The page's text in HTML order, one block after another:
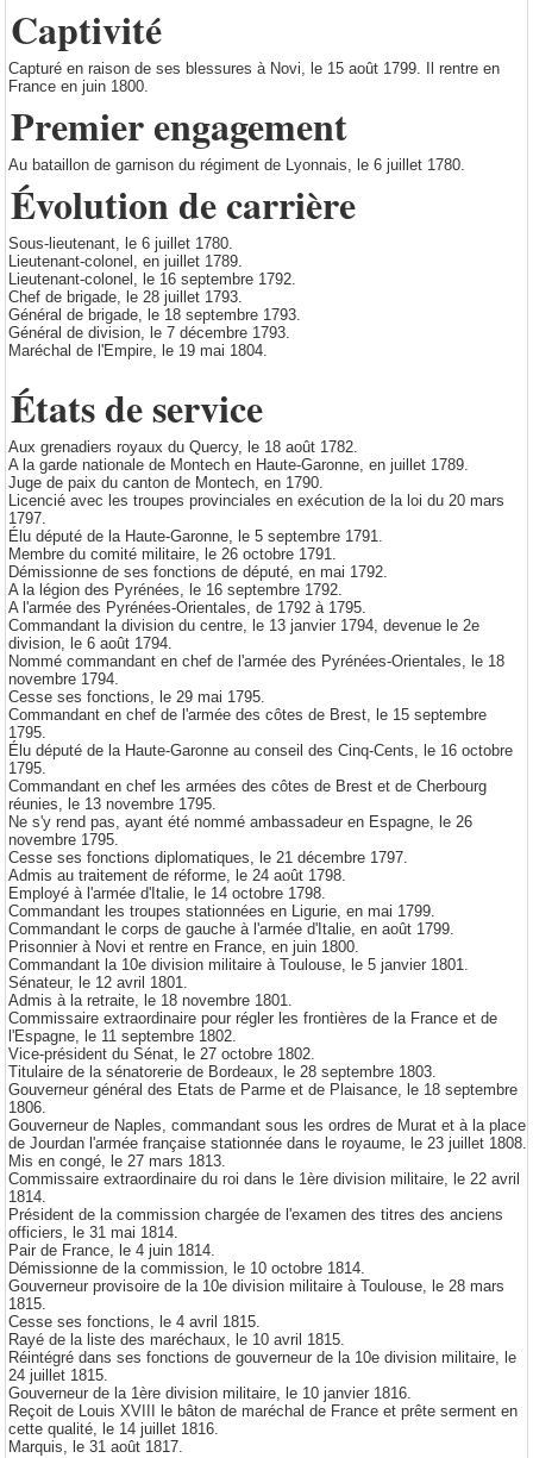
Captivité
Capturé en raison de ses blessures à Novi, le 15 août 1799. Il rentre en
France en juin 1800.
Premier engagement
Au bataillon de garnison du régiment de Lyonnais, le 6 juillet 1780.
Évolution de carrière
Sous-lieutenant, le 6 juillet 1780.
Lieutenant-colonel, en juillet 1789.
Lieutenant-colonel, le 16 septembre 1792.
Chef de brigade, le 28 juillet 1793.
Général de brigade, le 18 septembre 1793.
Général de division, le 7 décembre 1793.
Maréchal de l'Empire, le 19 mai 1804.
États de service
Aux grenadiers royaux du Quercy, le 18 août 1782.
A la garde nationale de Montech en Haute-Garonne, en juillet 1789.
Juge de paix du canton de Montech, en 1790.
Licencié avec les troupes provinciales en exécution de la loi du 20 mars
1797.
Élu député de la Haute-Garonne, le 5 septembre 1791.
Membre du comité militaire, le 26 octobre 1791.
Démissionne de ses fonctions de député, en mai 1792.
A la légion des Pyrénées, le 16 septembre 1792.
A l'armée des Pyrénées-Orientales, de 1792 à 1795.
Commandant la division du centre, le 13 janvier 1794, devenue le 2e
division, le 6 août 1794.
Nommé commandant en chef de l'armée des Pyrénées-Orientales, le 18
novembre 1794.
Cesse ses fonctions, le 29 mai 1795.
Commandant en chef de l'armée des côtes de Brest, le 15 septembre
1795.
Élu député de la Haute-Garonne au conseil des Cinq-Cents, le 16 octobre
1795.
Commandant en chef les armées des côtes de Brest et de Cherbourg
réunies, le 13 novembre 1795.
Ne s'y rend pas, ayant été nommé ambassadeur en Espagne, le 26
novembre 1795.
Cesse ses fonctions diplomatiques, le 21 décembre 1797.
Admis au traitement de réforme, le 24 août 1798.
Employé à l'armée d'Italie, le 14 octobre 1798.
Commandant les troupes stationnées en Ligurie, en mai 1799.
Commandant le corps de gauche à l'armée d'Italie, en août 1799.
Prisonnier à Novi et rentre en France, en juin 1800.
Commandant la 10e division militaire à Toulouse, le 5 janvier 1801.
Sénateur, le 12 avril 1801.
Admis à la retraite, le 18 novembre 1801.
Commissaire extraordinaire pour régler les frontières de la France et de
l'Espagne, le 11 septembre 1802.
Vice-président du Sénat, le 27 octobre 1802.
Titulaire de la sénatorerie de Bordeaux, le 28 septembre 1803.
Gouverneur général des Etats de Parme et de Plaisance, le 18 septembre
1806.
Gouverneur de Naples, commandant sous les ordres de Murat et à la place
de Jourdan l'armée française stationnée dans le royaume, le 23 juillet 1808.
Mis en congé, le 27 mars 1813.
Commissaire extraordinaire du roi dans le 1ère division militaire, le 22 avril
1814.
Président de la commission chargée de l'examen des titres des anciens
officiers, le 31 mai 1814.
Pair de France, le 4 juin 1814.
Démissionne de la commission, le 10 octobre 1814.
Gouverneur provisoire de la 10e division militaire à Toulouse, le 28 mars
1815.
Cesse ses fonctions, le 4 avril 1815.
Rayé de la liste des maréchaux, le 10 avril 1815.
Réintégré dans ses fonctions de gouverneur de la 10e division militaire, le
24 juillet 1815.
Gouverneur de la 1ère division militaire, le 10 janvier 1816.
Reçoit de Louis XVIII le bâton de maréchal de France et prête serment en
cette qualité, le 14 juillet 1816.
Marquis, le 31 août 1817.